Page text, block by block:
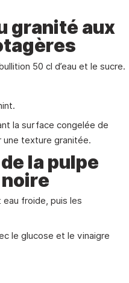
granité aux
50 cl d’eau et le sucre.
la surface congelée de
une texture granitée.
la pulpe
noire
froide, puis les
le glucose et le vinaigre